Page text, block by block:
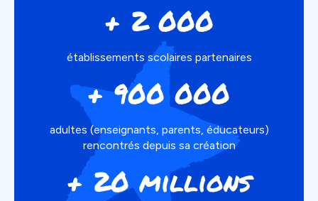
+ 2 000
établissements scolaires partenaires
+ 900 000
adultes (enseignants, parents, éducateurs)
rencontrés depuis sa création
+ 20 millions